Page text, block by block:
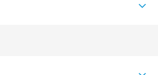
AND COMBINATION FRAME
AND COMBINATION